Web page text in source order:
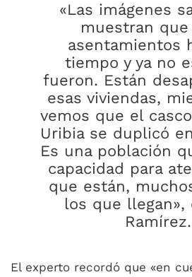
«Las imágenes
muestran que
asentamientos
tiempo y ya no
fueron. Están
esas viviendas,
vemos que el
Uribia se duplicó
Es una población
capacidad para
que están,
los que llegan»,
Ramírez.
El experto recordó que «en